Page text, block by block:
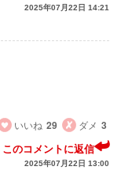
2025年07月22日 14:21
いいね 29 ダメ 3
このコメントに返信
2025年07月22日 13:00